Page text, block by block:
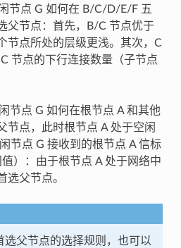
节点 G 如何在 B/C/D/E/F 五
父节点：首先，B/C 节点优于
节点所处的层级更浅。其次，C
节点的下行连接数量（子节点
节点 G 如何在根节点 A 和其他
节点，此时根节点 A 处于空闲
节点 G 接收到的根节点 A 信标
）：由于根节点 A 处于网络中
选父节点。
选父节点的选择规则，也可以